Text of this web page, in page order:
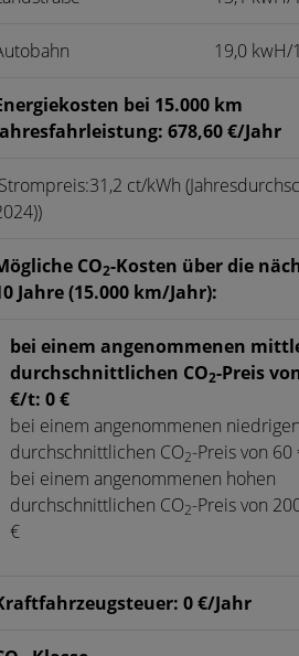
19,0 kwH/
bei 15.000 km
678,60 €/Jahr
ct/kWh
CO2-Kosten über die
Jahre (15.000 km/Jahr):
bei einem angenommenen
durchschnittlichen CO2-Preis
€/t: 0 €
bei einem angenommenen niedrigen
durchschnittlichen CO2-Preis von 60
bei einem angenommenen hohen
durchschnittlichen CO2-Preis von
€
0 €/Jahr